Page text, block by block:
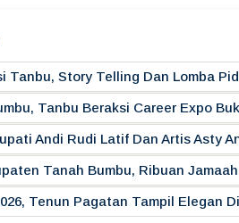
Tanbu, Story Telling Dan Lomba
Tanbu Beraksi Career Expo
Andi Rudi Latif Dan Artis Asty
Tanah Bumbu, Ribuan
Tenun Pagatan Tampil Elegan